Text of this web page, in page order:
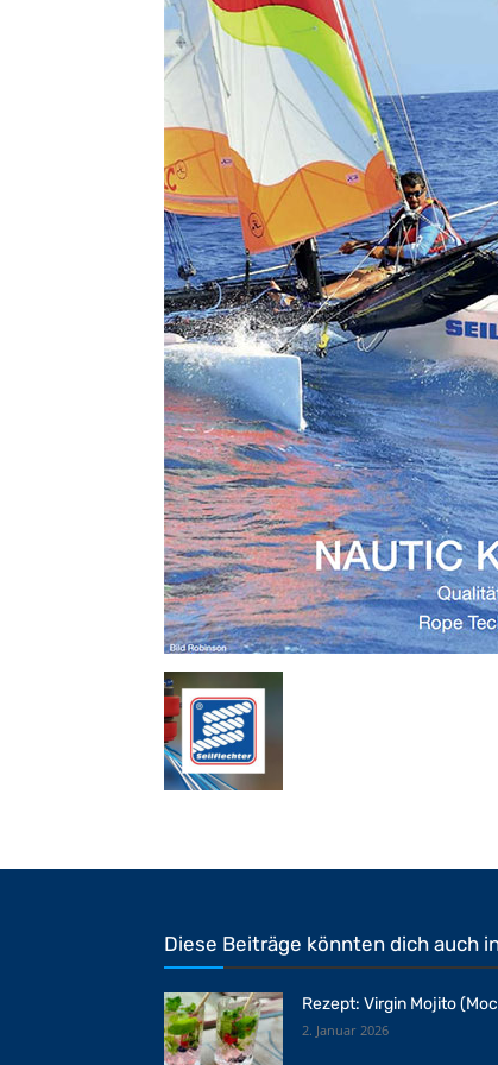
Diese Beiträge könnten dich auch
Rezept: Virgin Mojito
2. Januar 2026